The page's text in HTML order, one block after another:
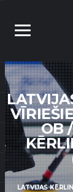
OB
LATVIJAS